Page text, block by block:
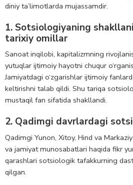
diniy ta’limotlarda mujassamdir.
1. Sotsiologiyaning
tarixiy omillar
Sanoat inqilobi, kapitalizmning
yutuqlar ijtimoiy hayotni chuqur
Jamiyatdagi o‘zgarishlar ijtimoiy
keltirishni talab qildi. Shu tariqa
mustaqil fan sifatida shakllandi.
2. Qadimgi davrlardagi
Qadimgi Yunon, Xitoy, Hind va
va jamiyat munosabatlari haqida fikr
qarashlari sotsiologik tafakkurning
qilgan.